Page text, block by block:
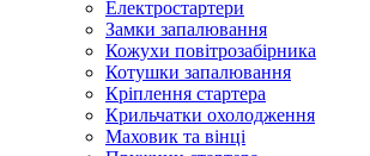
Електростартери
Замки запалювання
Кожухи повітрозабірника
Котушки запалювання
Кріплення стартера
Крильчатки охолодження
Маховик та вінці